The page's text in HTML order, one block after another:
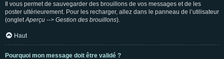
Il vous permet de sauvegarder des brouillons de vos messages et de les
poster ultérieurement. Pour les recharger, allez dans le panneau de l’utilisateur
(ongletAperçu --> Gestion des brouillons).
Haut
Pourquoi mon message doit être validé ?